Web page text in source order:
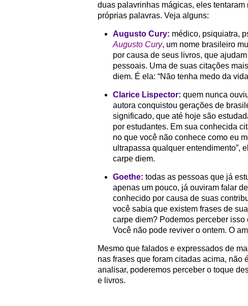
duas palavrinhas mágicas, eles
próprias palavras. Veja alguns:
Augusto Cury: médico, psiquiatra,
Augusto Cury, um nome brasileiro
por causa de seus livros, que
pessoais. Uma de suas citações
diem. É ela: “Não tenha medo da
Clarice Lispector: quem nunca
autora conquistou gerações de
significado, que até hoje são
por estudantes. Em sua conhecida
no que você não conhece como eu
ultrapassa qualquer entendimento”,
carpe diem.
Goethe: todas as pessoas que já
apenas um pouco, já ouviram falar de
conhecido por causa de suas
você sabia que existem frases de
carpe diem? Podemos perceber
Você não pode reviver o ontem. O
Mesmo que falados e expressados de
nas frases que foram citadas acima, não
analisar, poderemos perceber o toque
e livros.